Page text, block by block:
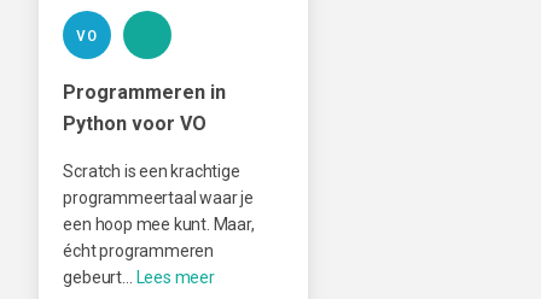
VO
Programmeren in
Python voor VO
Scratch is een krachtige
programmeertaal waar je
een hoop mee kunt. Maar,
écht programmeren
gebeurt…